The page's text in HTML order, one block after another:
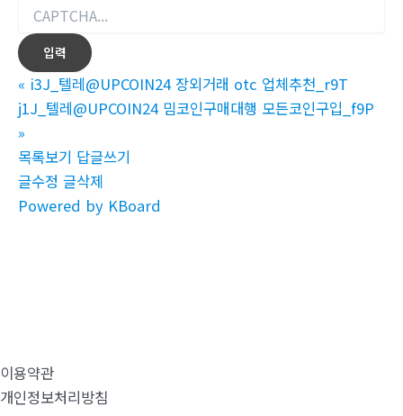
« i3J_텔레@UPCOIN24 장외거래 otc 업체추천_r9T
j1J_텔레@UPCOIN24 밈코인구매대행 모든코인구입_f9P
»
목록보기 답글쓰기
글수정 글삭제
Powered by KBoard
이용약관
개인정보처리방침